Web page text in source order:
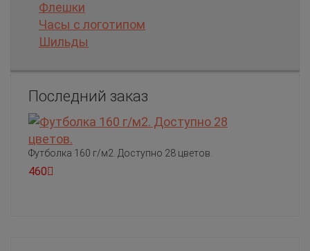
Флешки
Часы с логотипом
Шильды
Последний заказ
Футболка 160 г/м2. Доступно 28 цветов.
460